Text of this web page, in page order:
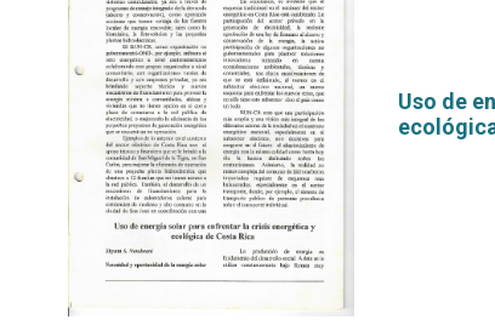
Uso de